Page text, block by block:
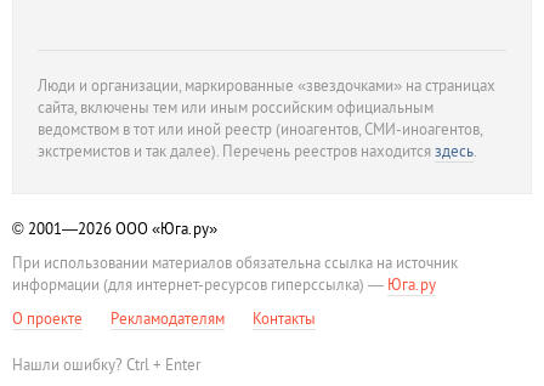
Люди и организации, маркированные «звездочками» на страницах
сайта, включены тем или иным российским официальным
ведомством в тот или иной реестр (иноагентов, СМИ-иноагентов,
экстремистов и так далее). Перечень реестров находитсяздесь.
© 2001—2026ООО «Юга.ру»
При использовании материалов обязательна ссылка на источник
информации (для интернет-ресурсов гиперссылка) — Юга.ру
О проекте
Рекламодателям Контакты
Нашли ошибку? Ctrl + Enter